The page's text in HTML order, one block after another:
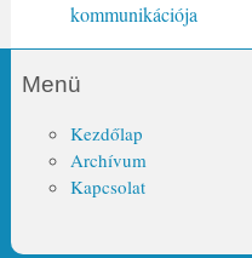
kommunikációja
Menü
Kezdőlap
Archívum
Kapcsolat